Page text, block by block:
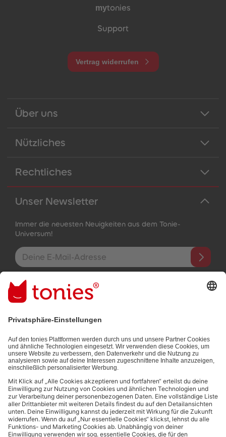
mytonies
Support
Vertrag widerrufen
Über uns
Nützliches
Rechtliches
Unser Newsletter
Immer die neuesten Neuigkeiten aus dem Tonie-
Universum!
E-Mail-Addresse
Mit dem Absenden abonnierst du unseren E-Mail-Newsletter, der
auf den von dir bereitgestellten Informationen (z.B. Account-
informationen) und den von dir zu Werbezwecken bereitgestellten
Datenschutzbestimmungen.
Bezahlmethoden:
Links zu sozialen Netzwerken